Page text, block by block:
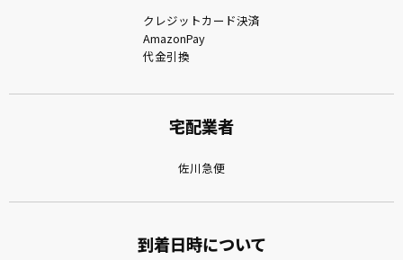
クレジットカード決済
AmazonPay
代金引換
宅配業者
佐川急便
到着日時について